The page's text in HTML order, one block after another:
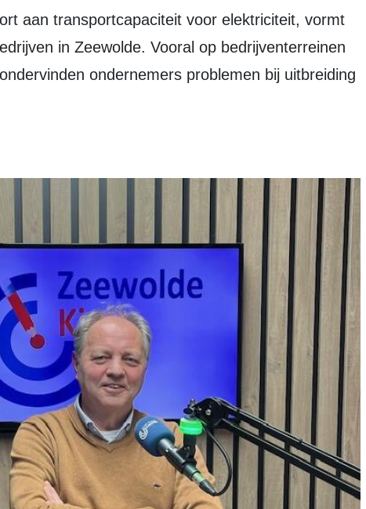
in Zeewolde. Vooral op bedrijventerreinen
ondernemers problemen bij uitbreiding